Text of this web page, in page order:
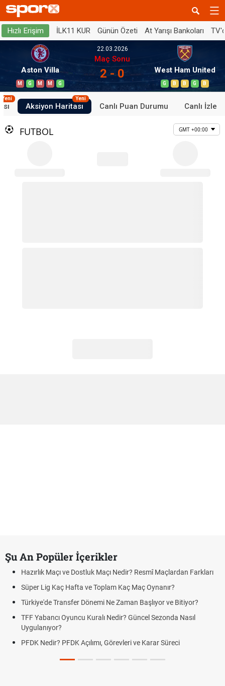
Hızlı Erişim İLK11 KUR Günün Özeti At Yarışı Bankoları
Aston Villa
M G M M G
22.03.2026
Maç Sonu
2 - 0 West Ham United
G B B G B
Yeni
Aksiyon Haritası
Yeni
Canlı Puan Durumu Canlı İzle
FUTBOL GMT +00:00
Şu An Popüler İçerikler
Hazırlık Maçı ve Dostluk Maçı Nedir? Resmî Maçlardan Farkları
Süper Lig Kaç Hafta ve Toplam Kaç Maç Oynanır?
Türkiye'de Transfer Dönemi Ne Zaman Başlıyor ve Bitiyor?
TFF Yabancı Oyuncu Kuralı Nedir? Güncel Sezonda Nasıl
Uygulanıyor?
PFDK Nedir? PFDK Açılımı, Görevleri ve Karar Süreci